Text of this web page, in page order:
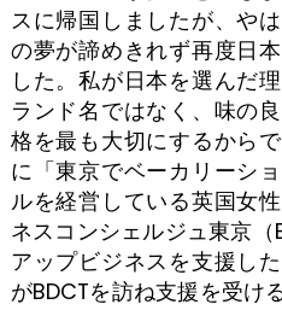
スに帰国しましたが、や
の夢が諦めきれず再度日
した。私が日本を選んだ
ランド名ではなく、味の
格を最も大切にするから
に「東京でベーカリーシ
ルを経営している英国女
ネスコンシェルジュ東京
アップビジネスを支援し
がBDCTを訪ね支援を受け